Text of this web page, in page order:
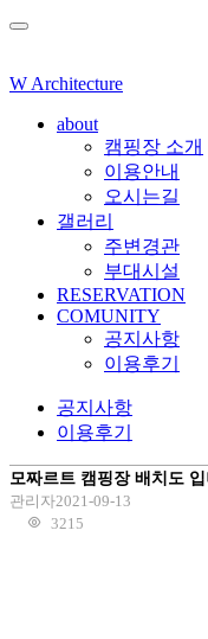
W Architecture
about
캠핑장 소개
이용안내
오시는길
갤러리
주변경관
부대시설
RESERVATION
COMUNITY
공지사항
이용후기
공지사항
이용후기
모짜르트 캠핑장 배치도
관리자2021-09-13
3215